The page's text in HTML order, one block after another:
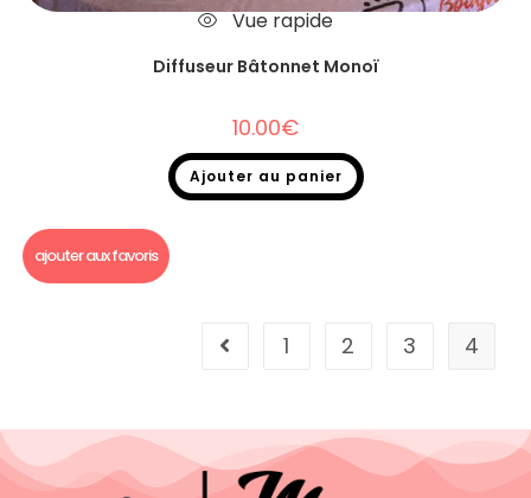
Vue rapide
Diffuseur Bâtonnet Monoï
10.00€
Ajouter au panier
ajouter aux favoris
1 2 3 4